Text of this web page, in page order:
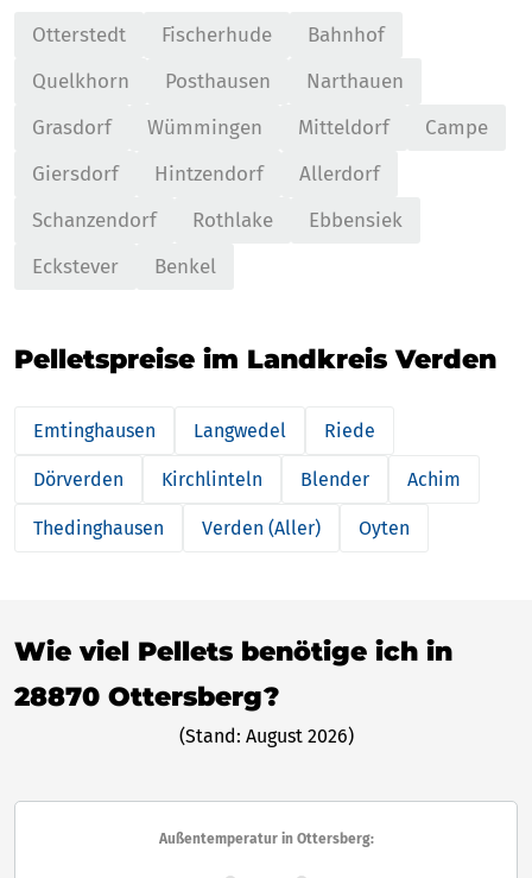
Otterstedt Fischerhude
Bahnhof
Quelkhorn
Posthausen
Narthauen
Grasdorf
Wümmingen Mitteldorf
Campe
Giersdorf
Hintzendorf
Allerdorf
Schanzendorf
Rothlake
Ebbensiek
Eckstever
Benkel
Pelletspreise im Landkreis Verden
Emtinghausen Langwedel Riede
Dörverden Kirchlinteln Blender Achim
Thedinghausen Verden (Aller) Oyten
Wie viel Pellets benötige ich in
28870 Ottersberg?
(Stand: August 2026)
Außentemperatur in Ottersberg: